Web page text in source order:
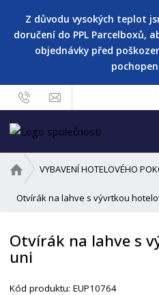
Z důvodu vysokých teplot
doručení do PPL Parcelboxů,
objednávky před
v
o
í
s
r
VYBAVENÍ HOTELOVÉHO
Otvírák na lahve s vývrtkou
Otvírák na lahve s
uni
Kód produktu:EUP10764